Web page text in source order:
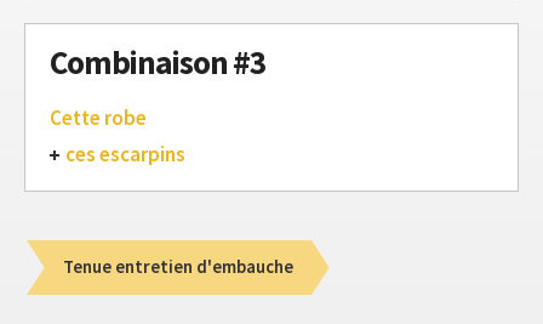
Combinaison #3
Cette robe
ces escarpins
Tenue entretien d'embauche